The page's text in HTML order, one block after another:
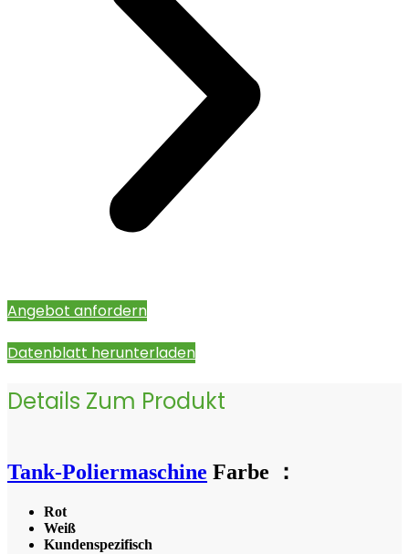
Angebot anfordern
Datenblatt herunterladen
Details Zum Produkt
Tank-Poliermaschine Farbe ：
Rot
Weiß
Kundenspezifisch